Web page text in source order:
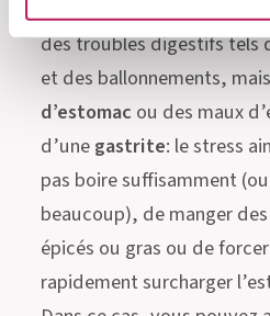
des troubles digestifs tels
et des ballonnements,
d’estomac ou des maux
d’unegastrite: le stress
pas boire suffisamment
beaucoup), de manger
épicés ou gras ou de
rapidement surcharger